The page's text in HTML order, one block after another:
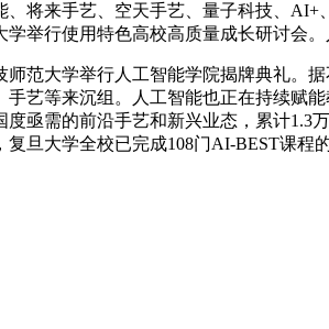
、将来手艺、空天手艺、量子科技、
学举行使用特色高校高质量成长研讨会
大学举行人工智能学院揭牌典礼。据
手艺等来沉组。人工智能也正在持续赋
度亟需的前沿手艺和新兴业态，累计1.3
复旦大学全校已完成108门AI-BEST课程